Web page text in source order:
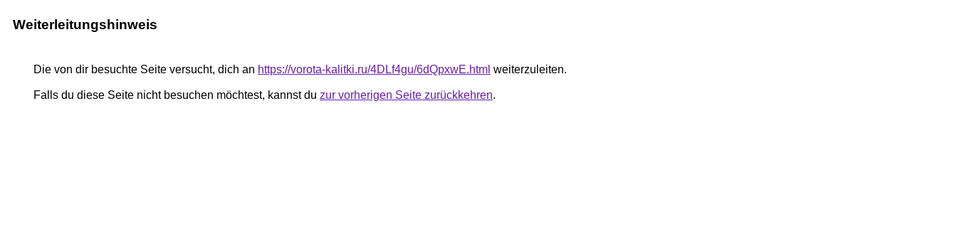
Weiterleitungshinweis
Die von dir besuchte Seite versucht, dich an https://vorota-kalitki.ru/4DLf4gu/6dQpxwE.html weiterzuleiten.
Falls du diese Seite nicht besuchen möchtest, kannst du zur vorherigen Seite zurückkehren.